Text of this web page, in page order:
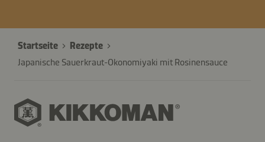
Startseite
Rezepte
Japanische Sauerkraut-Okonomiyaki mit Rosinensauce